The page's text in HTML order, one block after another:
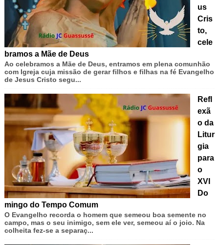
us
Cris
to,
cele
bramos a Mãe de Deus
Ao celebramos a Mãe de Deus, entramos em plena comunhão
com Igreja cuja missão de gerar filhos e filhas na fé Evangelho
de Jesus Cristo segu...
Refl
exã
o da
Litur
gia
para
o
XVI
Do
mingo do Tempo Comum
O Evangelho recorda o homem que semeou boa semente no
campo, mas o seu inimigo, sem ele ver, semeou aí o joio. Na
colheita fez-se a separaç...